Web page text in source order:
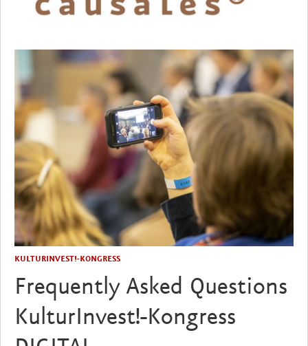
KULTURINVEST!-KONGRESS
Frequently Asked Questions
KulturInvest!-Kongress